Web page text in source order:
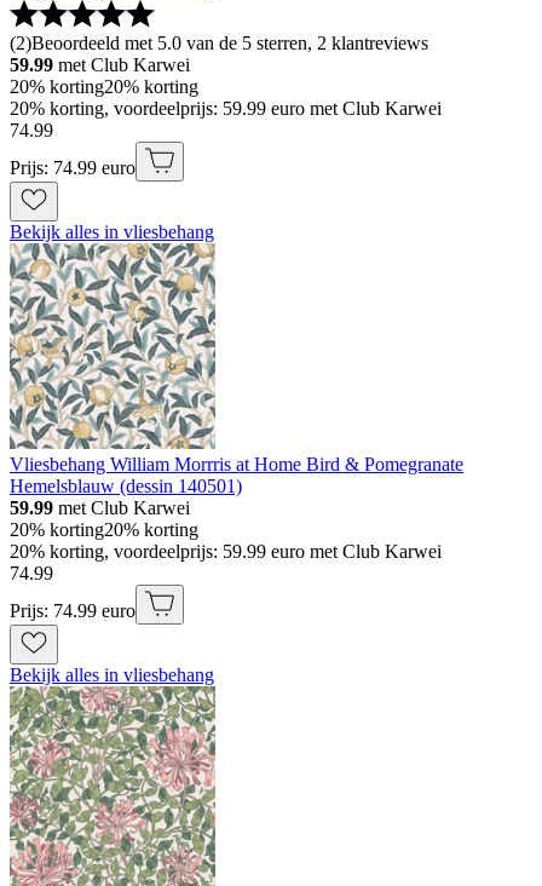
(2)Beoordeeld met 5.0 van de 5 sterren, 2 klantreviews
59.99 met Club Karwei
20% korting20% korting
20% korting, voordeelprijs: 59.99 euro met Club Karwei
74.99
Prijs: 74.99 euro
Bekijk alles in vliesbehang
Vliesbehang William Morrris at Home Bird & Pomegranate
Hemelsblauw (dessin 140501)
59.99 met Club Karwei
20% korting20% korting
20% korting, voordeelprijs: 59.99 euro met Club Karwei
74.99
Prijs: 74.99 euro
Bekijk alles in vliesbehang